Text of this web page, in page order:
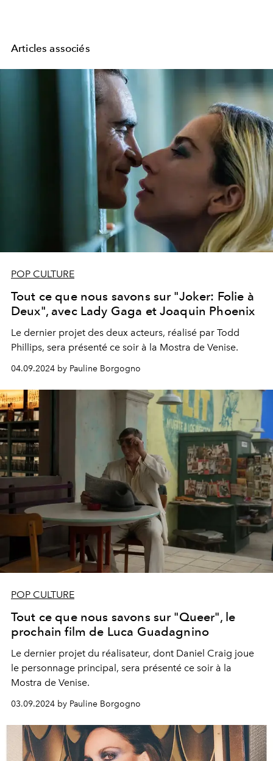
Articles associés
POP CULTURE
Tout ce que nous savons sur "Joker: Folie à
Deux", avec Lady Gaga et Joaquin Phoenix
Le dernier projet des deux acteurs, réalisé par Todd
Phillips, sera présenté ce soir à la Mostra de Venise.
04.09.2024 by Pauline Borgogno
POP CULTURE
Tout ce que nous savons sur "Queer", le
prochain film de Luca Guadagnino
Le dernier projet du réalisateur, dont Daniel Craig joue
le personnage principal, sera présenté ce soir à la
Mostra de Venise.
03.09.2024 by Pauline Borgogno